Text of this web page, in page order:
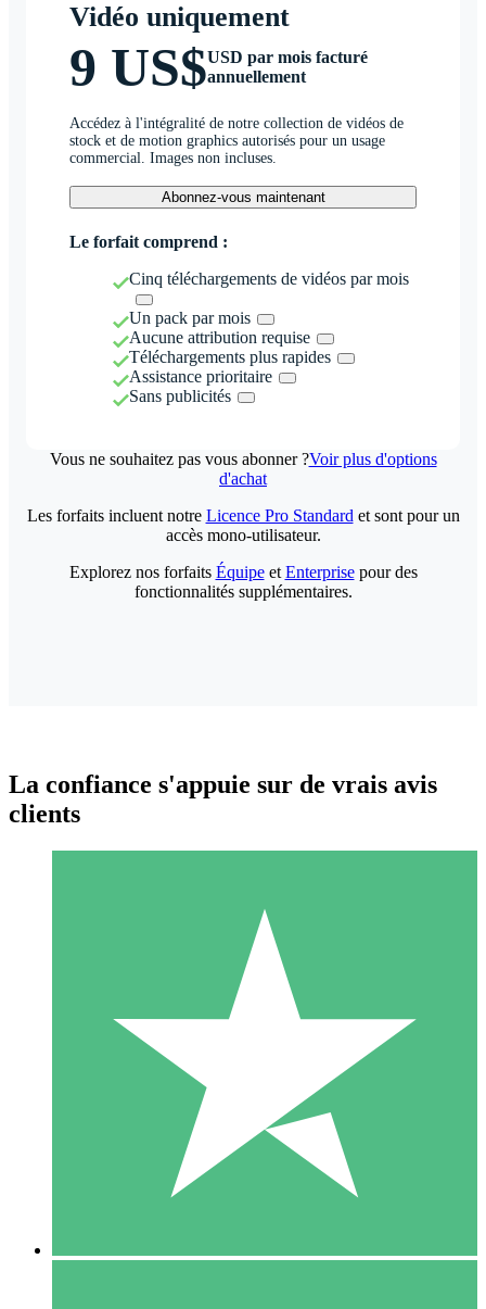
Vidéo uniquement
9 US$USD par mois facturé
annuellement
Accédez à l'intégralité de notre collection de vidéos de
stock et de motion graphics autorisés pour un usage
commercial. Images non incluses.
Abonnez-vous maintenant
Le forfait comprend :
Cinq téléchargements de vidéos par mois
Un pack par mois
Aucune attribution requise
Téléchargements plus rapides
Assistance prioritaire
Sans publicités
Vous ne souhaitez pas vous abonner ?Voir plus d'options
d'achat
Packs de Crédits Individuels
Payez à l'utilisation avec des crédits de téléchargement. Sans
1 Téléchargement
10 00
Les forfaits incluent notre Licence Pro Standard et sont pour un
accès mono-utilisateur.
Explorez nos forfaits Équipeet Enterprisepour des
fonctionnalités supplémentaires.
La confiance s'appuie sur de vrais avis
clients